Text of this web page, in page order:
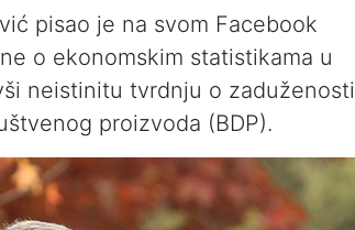
pisao je na svom Facebook
o ekonomskim statistikama u
neistinitu tvrdnju o zaduženosti
proizvoda (BDP).